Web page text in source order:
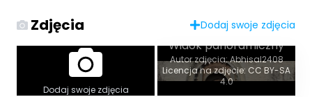
Zdjęcia Dodaj swoje zdjęcia
Dodaj swoje zdjęcia
Widok panoramiczny
Autor zdjęcia: Abhisal2408
Licencja na zdjęcie: CC BY-SA
4.0